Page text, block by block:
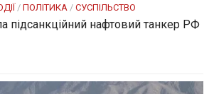
/ ПОЛІТИКА / СУСПІЛЬСТВО
підсанкційний нафтовий танкер РФ